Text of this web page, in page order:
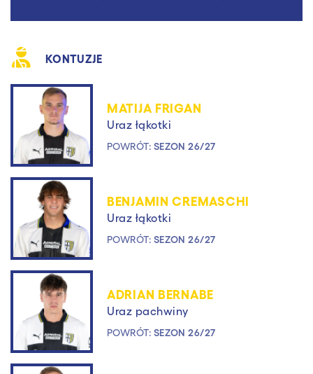
KONTUZJE
MATIJA FRIGAN
Uraz łąkotki
POWRÓT: SEZON 26/27
BENJAMIN CREMASCHI
Uraz łąkotki
POWRÓT: SEZON 26/27
ADRIAN BERNABE
Uraz pachwiny
POWRÓT: SEZON 26/27